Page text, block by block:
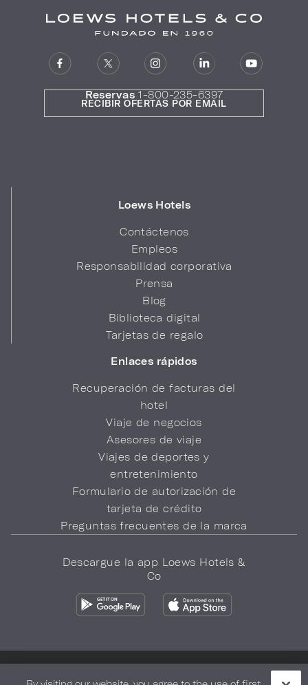
Reservas 1-800-235-6397
Loews Hotels
Contáctenos
Empleos
Responsabilidad corporativa
Prensa
Blog
Biblioteca digital
Tarjetas de regalo
Enlaces rápidos
Recuperación de facturas del
hotel
Viaje de negocios
Asesores de viaje
Viajes de deportes y
entretenimiento
Formulario de autorización de
tarjeta de crédito
Preguntas frecuentes de la marca
RECIBIR OFERTAS POR EMAIL
Descargue la app Loews Hotels &
Co